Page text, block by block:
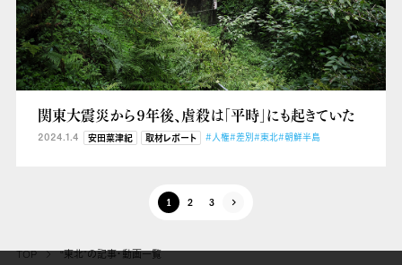
関東大震災から９年後、虐殺は「平時」にも起きていた
2024.1.4 安田菜津紀 取材レポート #人権#差別#東北#朝鮮半島
1 2 3
TOP “東北”の記事・動画一覧